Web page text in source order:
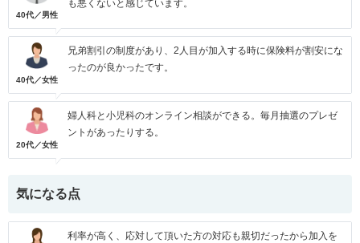
40代／男性
も悪くないと感じています。
40代／女性
兄弟割引の制度があり、2人目が加入する時に保険料が割安にな
ったのが良かったです。
20代／女性
婦人科と小児科のオンライン相談ができる。毎月抽選のプレゼ
ントがあったりする。
気になる点
利率が高く、応対して頂いた方の対応も親切だったから加入を